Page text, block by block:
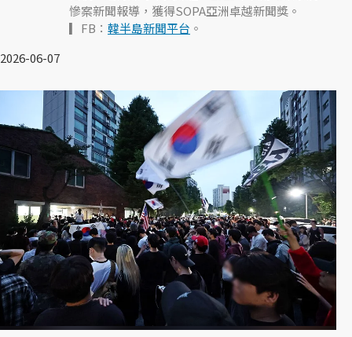
慘案新聞報導，獲得SOPA亞洲卓越新聞獎。
▎FB： 韓半島新聞平台 。
2026-06-07